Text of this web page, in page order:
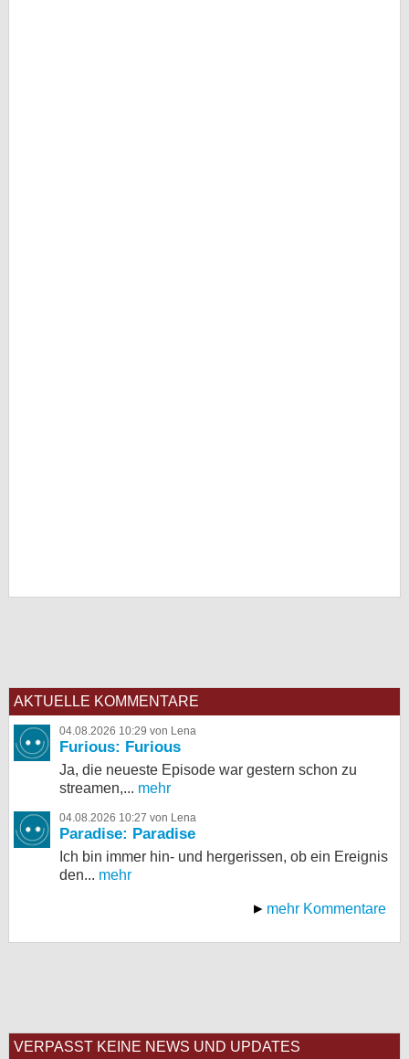
AKTUELLE KOMMENTARE
04.08.2026 10:29 von Lena
Furious: Furious
Ja, die neueste Episode war gestern schon zu
streamen,... mehr
04.08.2026 10:27 von Lena
Paradise: Paradise
Ich bin immer hin- und hergerissen, ob ein Ereignis
den... mehr
mehr Kommentare
VERPASST KEINE NEWS UND UPDATES